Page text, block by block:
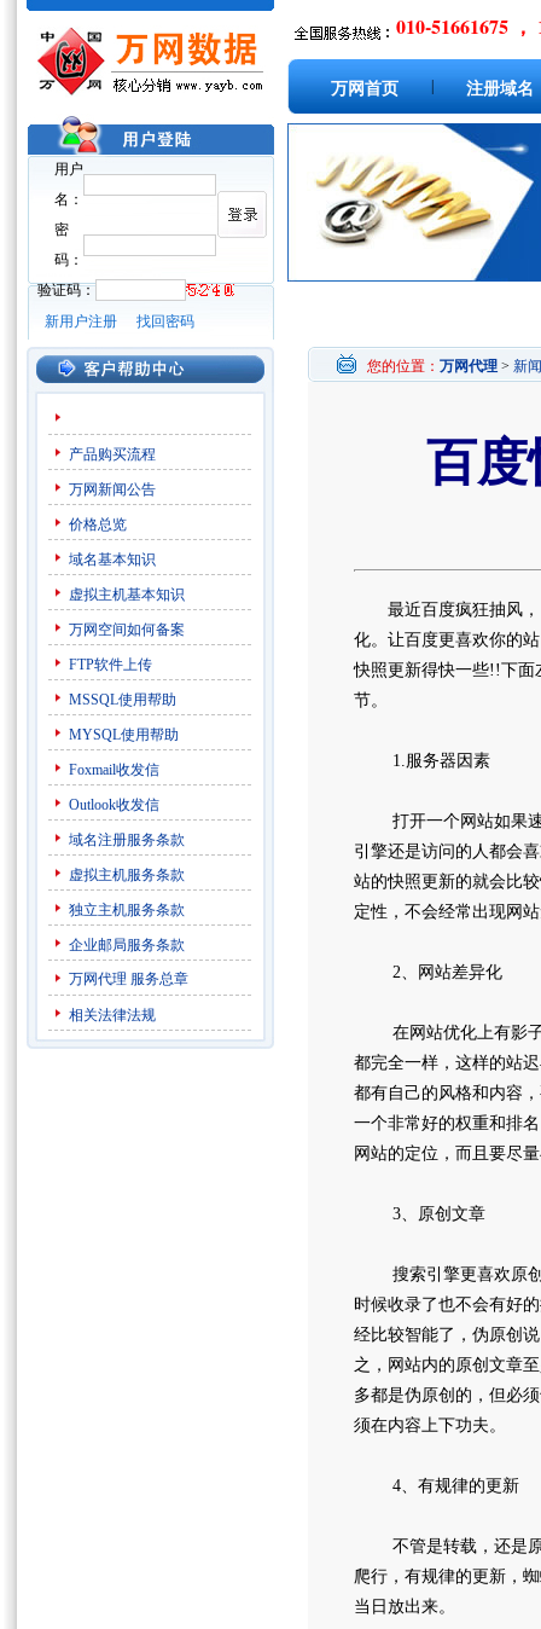
用户
名：
密
码：
验证码：
新用户注册
找回密码
010-51661675 ，
万网首页 注册域名
产品购买流程
万网新闻公告
价格总览
域名基本知识
虚拟主机基本知识
万网空间如何备案
FTP软件上传
MSSQL使用帮助
MYSQL使用帮助
Foxmail收发信
Outlook收发信
域名注册服务条款
虚拟主机服务条款
独立主机服务条款
企业邮局服务条款
万网代理 服务总章
相关法律法规
您的位置： 万网代理 > 新
百度
最近百度疯狂抽风，
化。让百度更喜欢你的
快照更新得快一些!!下面
节。
1.服务器因素
打开一个网站如果速
引擎还是访问的人都会
站的快照更新的就会比
定性，不会经常出现网
2、网站差异化
在网站优化上有影子
都完全一样，这样的站
都有自己的风格和内容
一个非常好的权重和排
网站的定位，而且要尽
3、原创文章
搜索引擎更喜欢原创
时候收录了也不会有好
经比较智能了，伪原创
之，网站内的原创文章
多都是伪原创的，但必
须在内容上下功夫。
4、有规律的更新
不管是转载，还是原
爬行，有规律的更新，
当日放出来。